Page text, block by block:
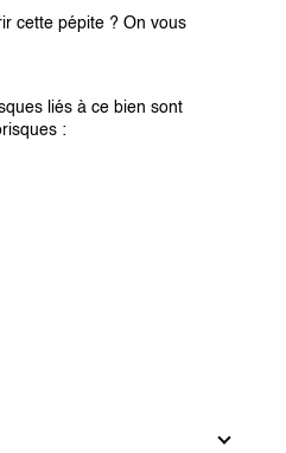
cette pépite ? On vous
liés à ce bien sont
: